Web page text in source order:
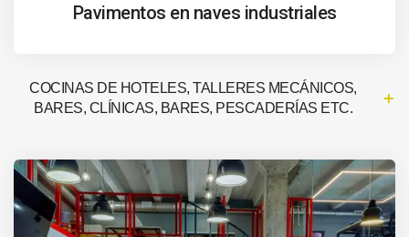
Pavimentos en naves industriales
COCINAS DE HOTELES, TALLERES MECÁNICOS,
BARES, CLÍNICAS, BARES, PESCADERÍAS ETC.